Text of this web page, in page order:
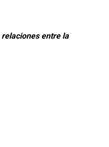
entre la